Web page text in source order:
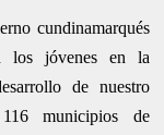
cundinamarqués
los jóvenes en la
de nuestro
municipios de